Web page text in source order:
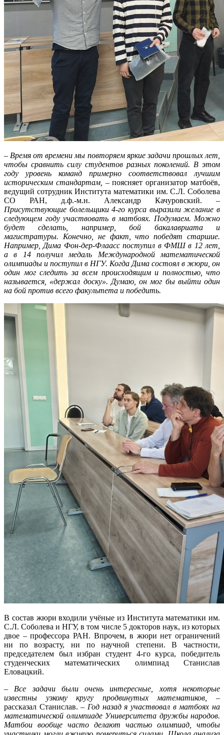
– Время от времени мы повторяем яркие задачи прошлых лет,
чтобы сравнить силу студентов разных поколений. В этом
году уровень команд примерно соответствовал лучшим
историческим стандартам, – поясняет организатор матбоёв,
ведущий сотрудник Института математики им. С.Л. Соболева
СО РАН, д.ф.-м.н. Александр Качуровский. –
Присутствующие болельщики 4-го курса выразили желание в
следующем году участвовать в матбоях. Подумаем. Можно
будет сделать, например, бой бакалавриата и
магистратуры. Конечно, не факт, что победят старшие.
Например, Дима Фон-дер-Флаасс поступил в ФМШ в 12 лет,
а в 14 получил медаль Международной математической
олимпиады и поступил в НГУ. Когда Дима состоял в жюри, он
один мог следить за всем происходящим и полностью, что
называется, «держал доску». Думаю, он мог бы выйти один
на бой против всего факультета и победить.
В состав жюри входили учёные из Института математики им.
С.Л. Соболева и НГУ, в том числе 5 докторов наук, из которых
двое – профессора РАН. Впрочем, в жюри нет ограничений
ни по возрасту, ни по научной степени. В частности,
председателем был избран студент 4-го курса, победитель
студенческих математических олимпиад Станислав
Еловацкий.
– Все задачи были очень интересные, хотя некоторые
известны узкому кругу продвинутых математиков,
–
рассказал Станислав. – Год назад я участвовал в матбоях на
математической олимпиаде Университета дружбы народов.
Матбои вообще часто делают частью олимпиад, чтобы